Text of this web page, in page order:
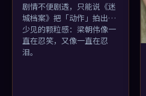
剧情不便剧透，只能说《迷
城档案》把「动作」拍出了
少见的颗粒感：梁朝伟像一
直在忍笑，又像一直在忍
泪。